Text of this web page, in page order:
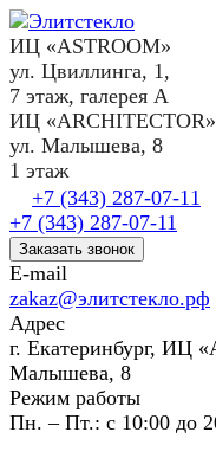
ИЦ «ASTROOM»
ул. Цвиллинга, 1,
7 этаж, галерея А
ИЦ «ARCHITECTOR»
ул. Малышева, 8
1 этаж
+7 (343) 287-07-11
+7 (343) 287-07-11
Заказать звонок
E-mail
zakaz@элитстекло.рф
Адрес
г. Екатеринбург, ИЦ
Малышева, 8
Режим работы
Пн. – Пт.: с 10:00 до